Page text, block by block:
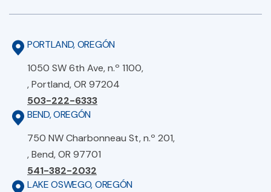
PORTLAND, OREGÓN
1050 SW 6th Ave, n.º 1100,
, Portland, OR 97204
503-222-6333
BEND, OREGÓN
750 NW Charbonneau St, n.º 201,
, Bend, OR 97701
541-382-2032
LAKE OSWEGO, OREGÓN